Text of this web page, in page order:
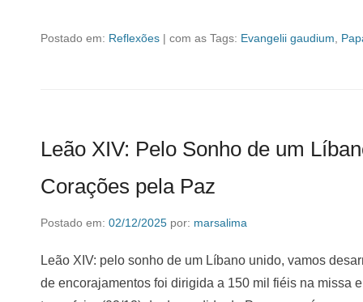
Postado em: Reflexões | com as Tags: Evangelii gaudium
Leão XIV: Pelo Sonho de um
Corações pela Paz
Postado em: 02/12/2025 por: marsalima
Leão XIV: pelo sonho de um Líbano unido, vamos
de encorajamentos foi dirigida a 150 mil fiéis na missa